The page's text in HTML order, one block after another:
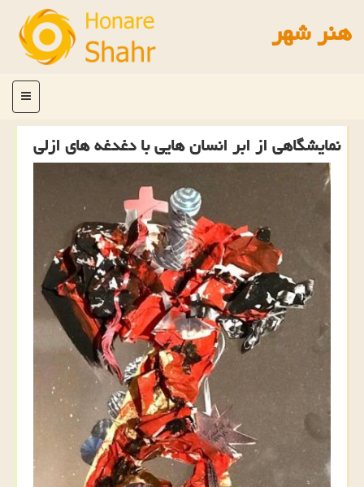
هنر شهر
منو
نمایشگاهی از ابر انسان هایی با دغدغه های ازلی